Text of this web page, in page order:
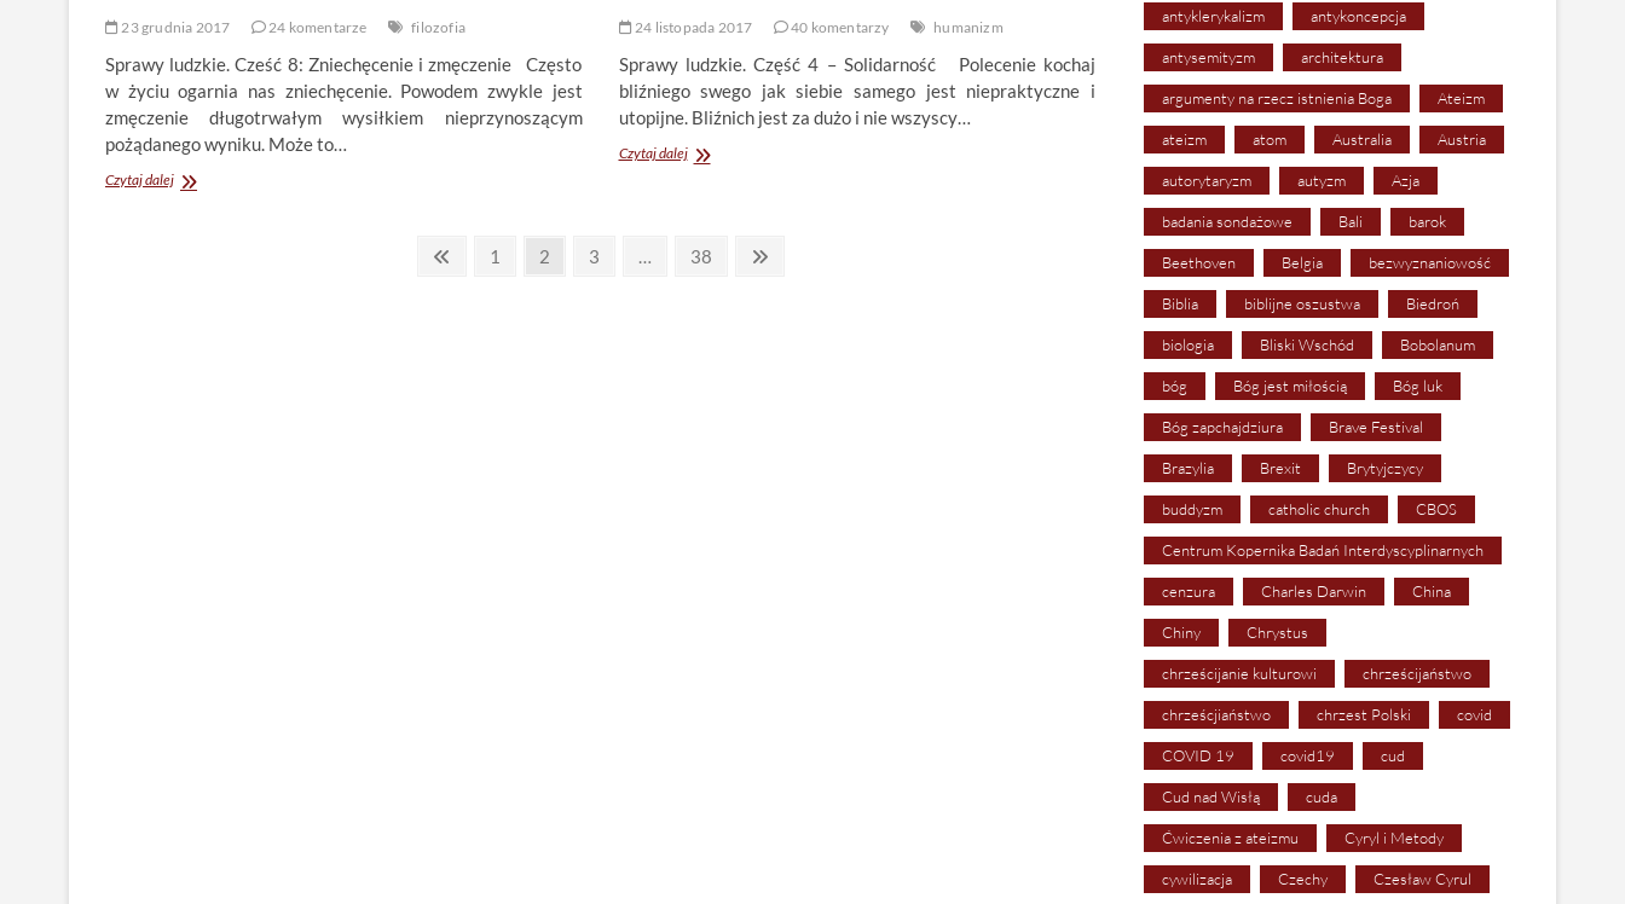
23 grudnia 2017 24 komentarze filozofia
Sprawy ludzkie. Cześć 8: Zniechęcenie i zmęczenie Często
w życiu ogarnia nas zniechęcenie. Powodem zwykle jest
zmęczenie długotrwałym wysiłkiem nieprzynoszącym
pożądanego wyniku. Może to…
Czytaj dalejZniechęcenie
24 listopada 2017 40 komentarzy humanizm
Sprawy ludzkie. Część 4 – Solidarność Polecenie kochaj
bliźniego swego jak siebie samego jest niepraktyczne i
utopijne. Bliźnich jest za dużo i nie wszyscy…
Czytaj dalejSolidarność
Previous
Page
1 Page
2 Page
3 Page
38
Next
antyklerykalizm antykoncepcja
antysemityzm architektura
argumenty na rzecz istnienia Boga Ateizm
ateizm atom Australia Austria
autorytaryzm autyzm Azja
badania sondażowe Bali barok
Beethoven Belgia bezwyznaniowość
Biblia biblijne oszustwa Biedroń
biologia Bliski Wschód Bobolanum
bóg Bóg jest miłością Bóg luk
Bóg zapchajdziura Brave Festival
Brazylia Brexit Brytyjczycy
buddyzm catholic church CBOS
Centrum Kopernika Badań Interdyscyplinarnych
cenzura Charles Darwin China
Chiny Chrystus
chrześcijanie kulturowi chrześcijaństwo
chrześcjiaństwo chrzest Polski covid
COVID 19 covid19 cud
Cud nad Wisłą cuda
Ćwiczenia z ateizmu Cyryl i Metody
cywilizacja Czechy Czesław Cyrul